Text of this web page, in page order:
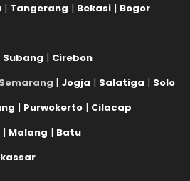
| Tangerang | Bekasi | Bogor
Subang | Cirebon
Semarang | Jogja | Salatiga | Solo
| Purwokerto | Cilacap
| Malang | Batu